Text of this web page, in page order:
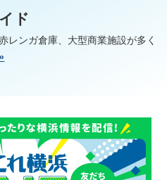
ド
レンガ倉庫、大型商業施設が多く